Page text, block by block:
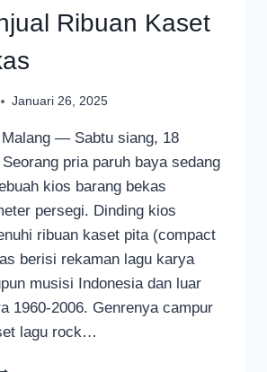
Ribuan Kaset
Januari 26, 2025
Malang — Sabtu siang, 18
pria paruh baya sedang
kios barang bekas
persegi. Dinding kios
ribuan kaset pita (compact
berisi rekaman lagu karya
musisi Indonesia dan luar
1960-2006. Genrenya campur
lagu rock…